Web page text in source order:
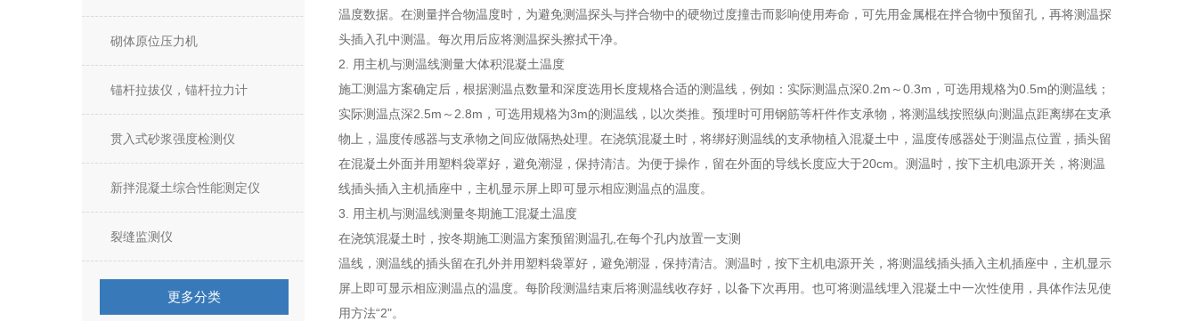
砌体原位压力机
锚杆拉拔仪，锚杆拉力计
贯入式砂浆强度检测仪
新拌混凝土综合性能测定仪
裂缝监测仪
更多分类
温度数据。在测量拌合物温度时，为避免测温探头与拌合物中的硬物过度撞击而影响使用寿命，可先用金属棍在拌合物中预留孔，再将测温探
头插入孔中测温。每次用后应将测温探头擦拭干净。
2. 用主机与测温线测量大体积混凝土温度
施工测温方案确定后，根据测温点数量和深度选用长度规格合适的测温线，例如：实际测温点深0.2m～0.3m，可选用规格为0.5m的测温线；
实际测温点深2.5m～2.8m，可选用规格为3m的测温线，以次类推。预埋时可用钢筋等杆件作支承物，将测温线按照纵向测温点距离绑在支承
物上，温度传感器与支承物之间应做隔热处理。在浇筑混凝土时，将绑好测温线的支承物植入混凝土中，温度传感器处于测温点位置，插头留
在混凝土外面并用塑料袋罩好，避免潮湿，保持清洁。为便于操作，留在外面的导线长度应大于20cm。测温时，按下主机电源开关，将测温
线插头插入主机插座中，主机显示屏上即可显示相应测温点的温度。
3. 用主机与测温线测量冬期施工混凝土温度
在浇筑混凝土时，按冬期施工测温方案预留测温孔,在每个孔内放置一支测
温线，测温线的插头留在孔外并用塑料袋罩好，避免潮湿，保持清洁。测温时，按下主机电源开关，将测温线插头插入主机插座中，主机显示
屏上即可显示相应测温点的温度。每阶段测温结束后将测温线收存好，以备下次再用。也可将测温线埋入混凝土中一次性使用，具体作法见使
用方法“2"。